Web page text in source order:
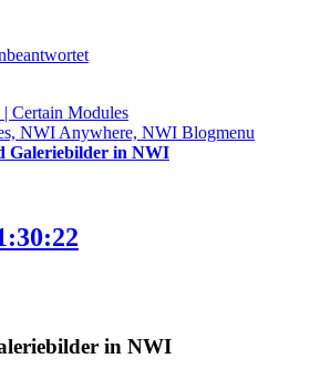
Certain Modules
NWI Anywhere, NWI Blogmenu
Galeriebilder in NWI
in NWI